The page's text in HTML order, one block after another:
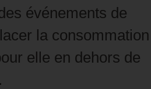
événements de
la consommation
elle en dehors de